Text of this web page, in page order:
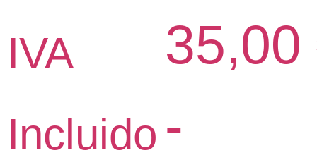
IVA
Incluido
35,00
-